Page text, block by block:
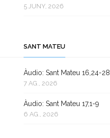
5 JUNY, 2026
SANT MATEU
Àudio: Sant Mateu 16,24-28
7 AG., 2026
Àudio: Sant Mateu 17,1-9
6 AG., 2026